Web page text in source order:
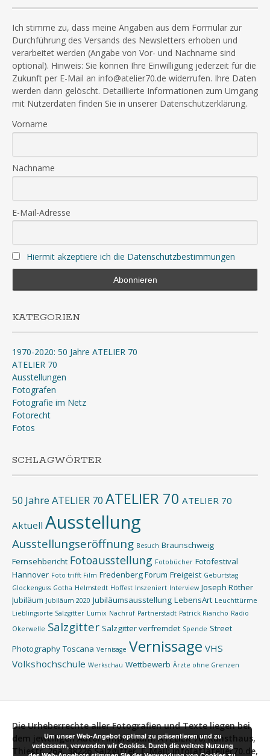
Ich stimme zu, dass meine Angaben aus dem Formular zur
Durchführung des Versands des Newsletters erhoben und
verarbeitet werden (Angabe von Vor- und Nachname sind
optional). Hinweis: Sie können Ihre Einwilligung jederzeit für die
Zukunft per E-Mail an info@atelier70.de widerrufen. Ihre Daten
werden dann gelöscht. Detaillierte Informationen zum Umgang
mit Nutzerdaten finden Sie in unserer Datenschutzerklärung.
Vorname
Nachname
E-Mail-Adresse
Hiermit akzeptiere ich die Datenschutzbestimmungen
KATEGORIEN
1970-2020: 50 Jahre ATELIER 70
ATELIER 70
Ausstellungen
Fotografen
Fotografie im Netz
Fotorecht
Fotos
SCHLAGWÖRTER
50 Jahre ATELIER 70 ATELIER 70 ATELIER 70
Aktuell Ausstellung
Ausstellungseröffnung Besuch Braunschweig
Fernsehbericht Fotoausstellung Fotobücher Fotofestival
Hannover Foto trifft Film Fredenberg Forum Freigeist Geburtstag
Glockenguss Gotha Helmstedt Hoffest Inszeniert Interview Joseph Röther
Jubiläum Jubiläum 2020 Jubiläumsausstellung LebensArt Leuchttürme
Lieblingsorte Salzgitter Lumix Nachruf Partnerstadt Patrick Riancho Radio
Okerwelle Salzgitter Salzgitter verfremdet Spende Street
Photography Toscana Vernisage Vernissage VHS
Volkshochschule Werkschau Wettbewerb Ärzte ohne Grenzen
Die Urheberrechte aller Fotografien und Texte liegen bei
dem jeweiligen Autor.Impressum: ATELIER 70, Kunsthaus,
Thiestr. 26a, 38226 Salzgitter, E-Mail: info[at]atelier70.de,
Um unser Web-Angebot optimal zu präsentieren und zu
verbessern, verwenden wir Cookies. Durch die weitere Nutzung